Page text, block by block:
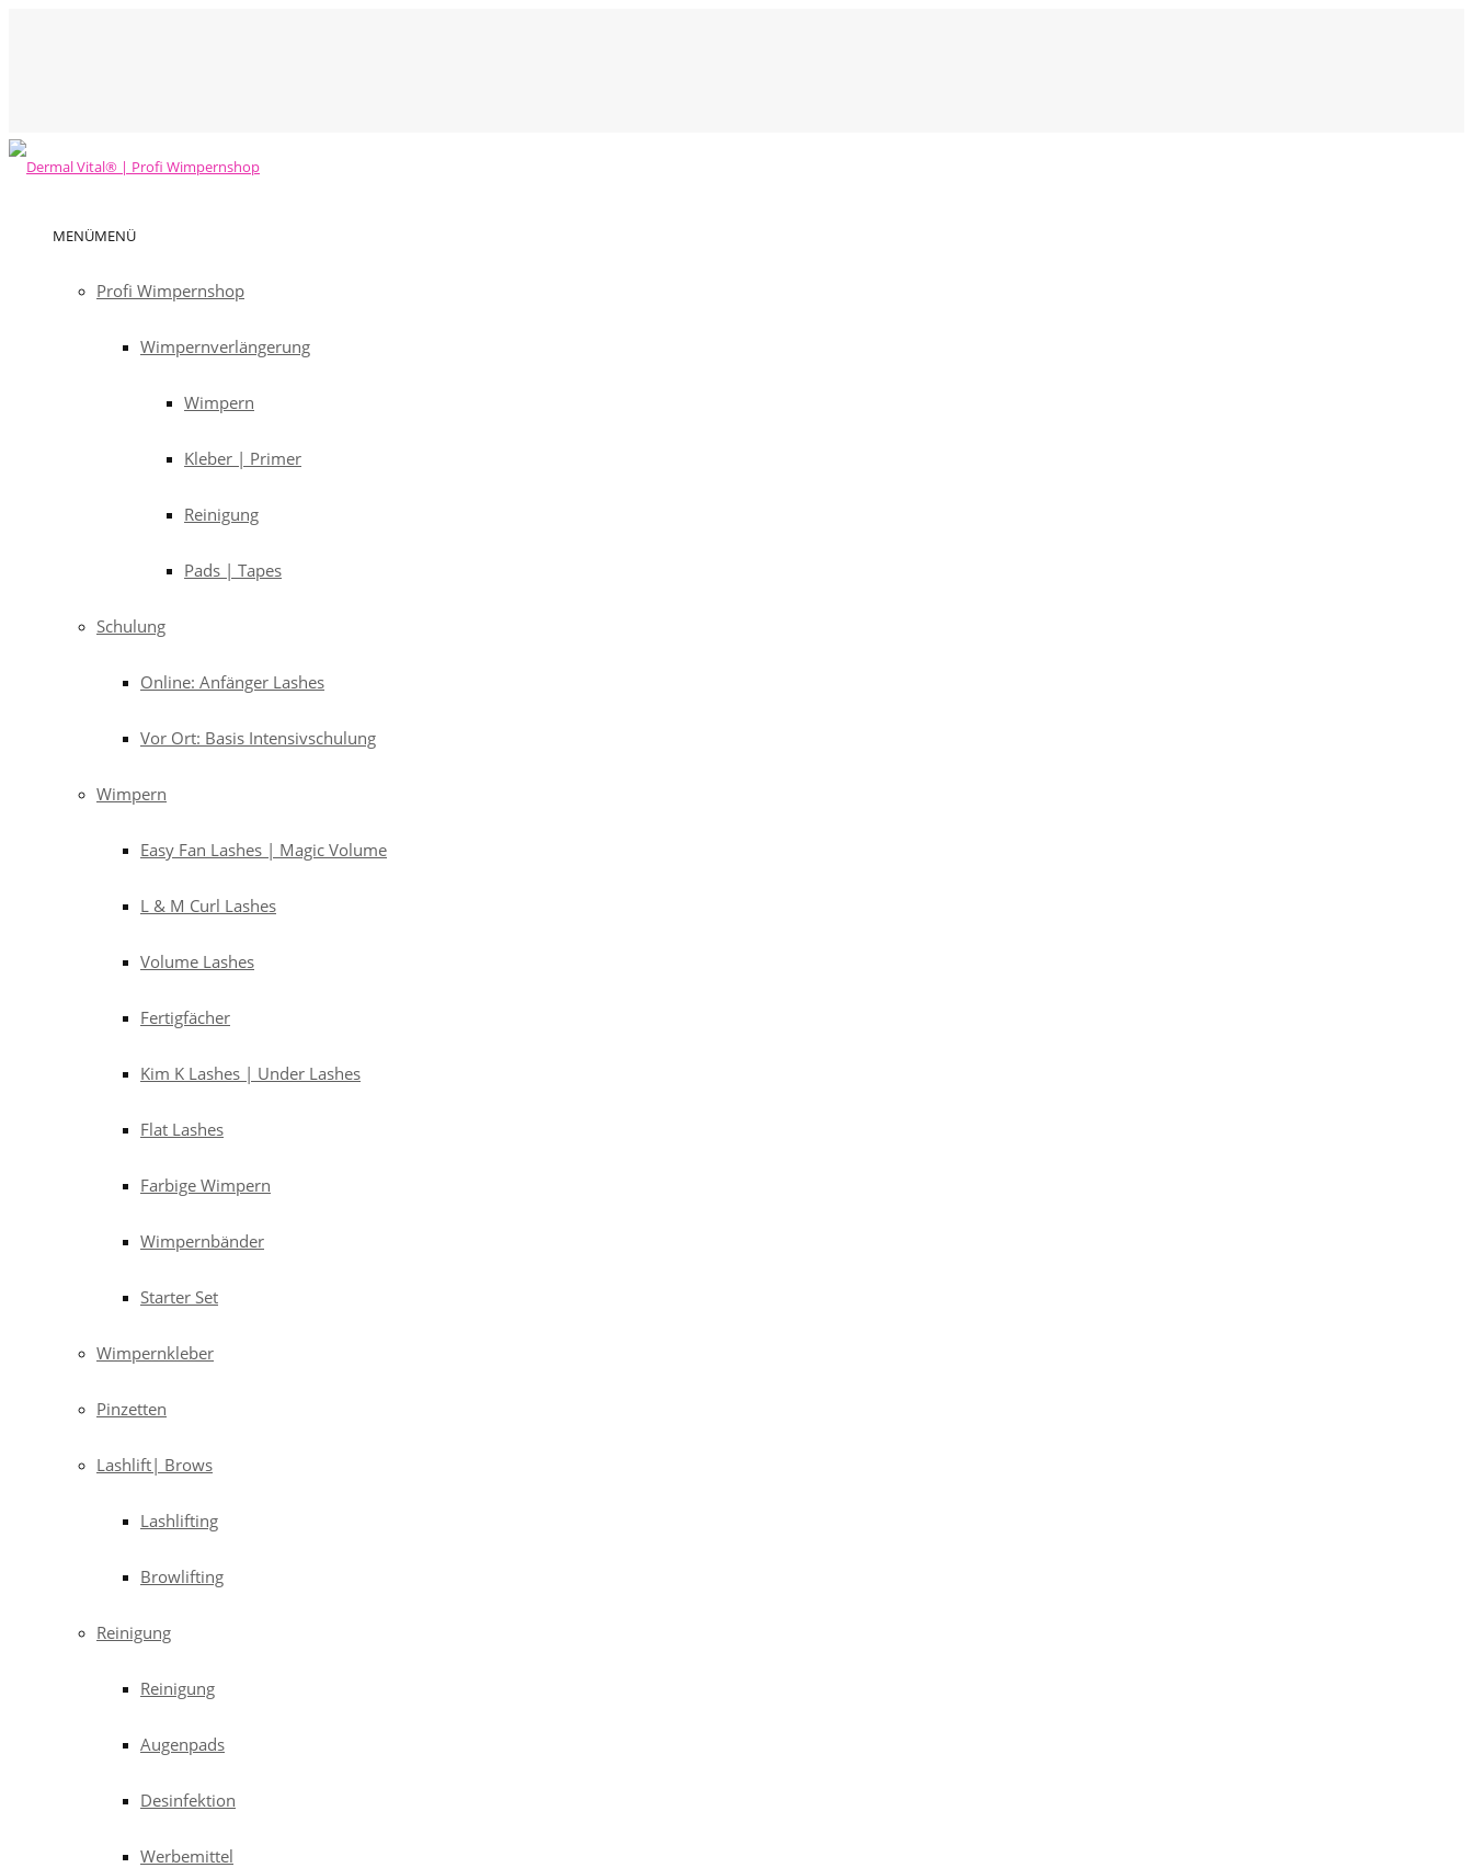
MENÜMENÜ
Profi Wimpernshop
Wimpernverlängerung
Wimpern
Kleber | Primer
Reinigung
Pads | Tapes
Schulung
Online: Anfänger Lashes
Vor Ort: Basis Intensivschulung
Wimpern
Easy Fan Lashes | Magic Volume
L & M Curl Lashes
Volume Lashes
Fertigfächer
Kim K Lashes | Under Lashes
Flat Lashes
Farbige Wimpern
Wimpernbänder
Starter Set
Wimpernkleber
Pinzetten
Lashlift| Brows
Lashlifting
Browlifting
Reinigung
Reinigung
Augenpads
Desinfektion
Werbemittel